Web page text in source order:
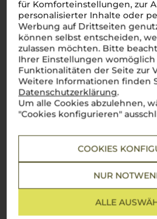
für Komforteinstellungen, zur
personalisierter Inhalte oder
Werbung auf Drittseiten
können selbst entscheiden,
zulassen möchten. Bitte
Ihrer Einstellungen
Funktionalitäten der Seite zur
Weitere Informationen finden
Datenschutzerklärung.
Um alle Cookies abzulehnen,
"Cookies konfigurieren"
COOKIES
NUR
ALLE